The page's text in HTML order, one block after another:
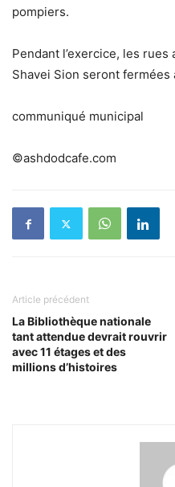
pompiers.
Pendant l’exercice, les
Shavei Sion seront fermées
communiqué municipal
©ashdodcafe.com
Article précédent
La Bibliothèque nationale
tant attendue devrait rouvrir
avec 11 étages et des
millions d’histoires